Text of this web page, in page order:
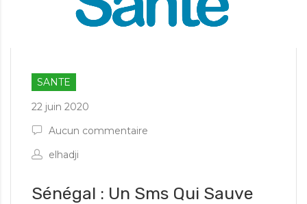
SANTE
22 juin 2020
Aucun commentaire
elhadji
Sénégal : Un Sms Qui Sauve